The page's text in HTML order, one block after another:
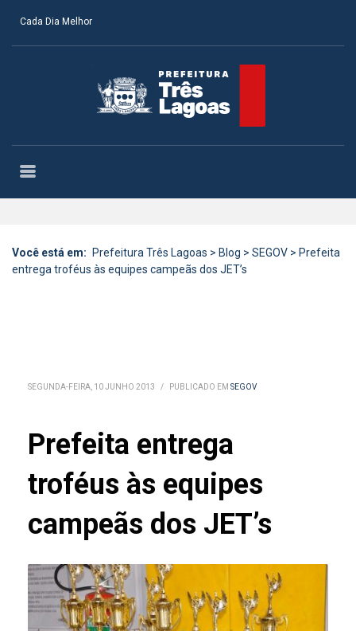
Cada Dia Melhor
Você está em: Prefeitura Três Lagoas > Blog > SEGOV > Prefeita
entrega troféus às equipes campeãs dos JET’s
SEGUNDA-FEIRA, 10 JUNHO 2013 / PUBLICADO EM SEGOV
Prefeita entrega
troféus às equipes
campeãs dos JET’s